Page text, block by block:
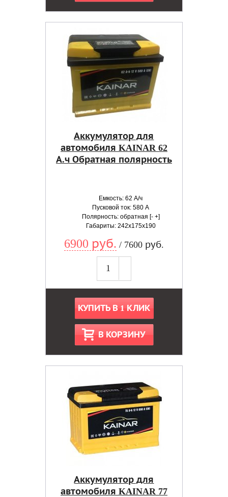
Аккумулятор для
автомобиля KAINAR 62
А.ч Обратная полярность
Емкость: 62 А/ч
Пусковой ток: 580 А
Полярность: обратная [- +]
Габариты: 242x175x190
6900 руб. / 7600 руб.
КУПИТЬ В 1 КЛИК
В КОРЗИНУ
Аккумулятор для
автомобиля KAINAR 77